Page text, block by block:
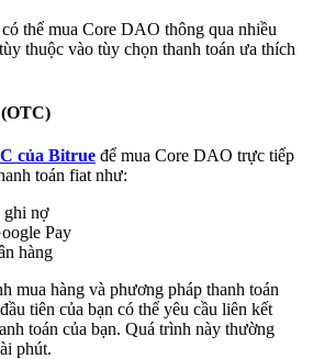
nhập thụ động
thể mua Core DAO thông qua nhiều
thuộc vào tùy chọn thanh toán ưa thích
của Bitrue để mua Core DAO trực tiếp
toán fiat như:
ghi nợ
Pay
hàng
mua hàng và phương pháp thanh toán
tiên của bạn có thể yêu cầu liên kết
toán của bạn. Quá trình này thường
phút.